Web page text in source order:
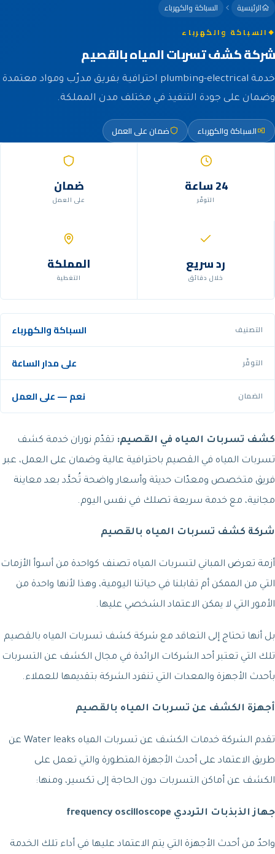
الرئيسية السباكة والكهرباء
السباكة والكهرباء
شركة كشف تسربات المياه بالقصيم
خدمة plumbing-electrical احترافية بفريق مدرّب ومواد معتمدة
وضمان على جودة التنفيذ في مختلف مدن المملكة.
السباكة والكهرباء ضمان على العمل
24 ساعة
التوفّر
ضمان
على العمل
رد سريع
خلال دقائق
المملكة
التغطية
التصنيف السباكة والكهرباء
التوفّر على مدار الساعة
الضمان نعم — على العمل
كشف تسربات المياه في القصيم: تقدّم نوران خدمة كشف
تسربات المياه في القصيم باحترافية عالية وضمان على العمل، عبر
فريق متخصص ومعدّات حديثة وأسعار واضحة تُحدَّد بعد معاينة
مجانية، مع خدمة سريعة تصلك في نفس اليوم.
شركة كشف تسربات المياه بالقصيم
أزمة تعرض المباني لتسربات المياه تصنف كواحدة من أسوأ الأزمات
التي من الممكن أم تقابلنا في حياتنا اليومية، وهذا لأنها واحدة من
الأمور التي لا يمكن الاعتماد الشخصي عليها.
بل أنها تحتاج إلى التعاقد مع شركة كشف تسربات المياه بالقصيم
تلك التي تعتبر أحد الشركات الرائدة في مجال الكشف عن التسربات
بأحدث الأجهزة والمعدات التي تنفرد الشركة بتقديمها للعملاء.
أجهزة الكشف عن تسربات المياه بالقصيم
تقدم الشركة خدمات الكشف عن تسربات المياه Water leaks عن
طريق الاعتماد على أحدث الأجهزة المتطورة والتي تعمل على
الكشف عن أماكن التسربات دون الحاجة إلى تكسير، ومنها:
جهاز الذبذبات الترددي frequency oscilloscope
واحدٌ من أحدث الأجهزة التي يتم الاعتماد عليها في أداء تلك الخدمة